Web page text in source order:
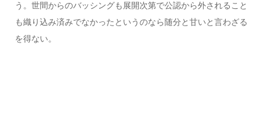
う。世間からのバッシングも展開次第で公認から外されること
も織り込み済みでなかったというのなら随分と甘いと言わざる
を得ない。